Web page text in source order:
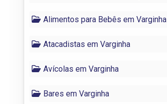
Alimentos para Bebês em Varginha
Atacadistas em Varginha
Avícolas em Varginha
Bares em Varginha